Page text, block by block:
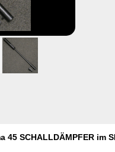
45 SCHALLDÄMPFER im